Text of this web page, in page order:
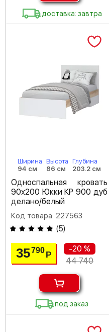
доставка: завтра
Ширина
94 см
Высота
86 см
Глубина
203.2 см
Односпальная кровать
90х200 Юкки КР 900 дуб
делано/белый
Код товара: 227563
(5)
35790Р
-20 %
44 740
под заказ